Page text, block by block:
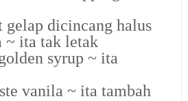
gelap dicincang halus
~ ita tak letak
syrup ~ ita
vanila ~ ita tambah